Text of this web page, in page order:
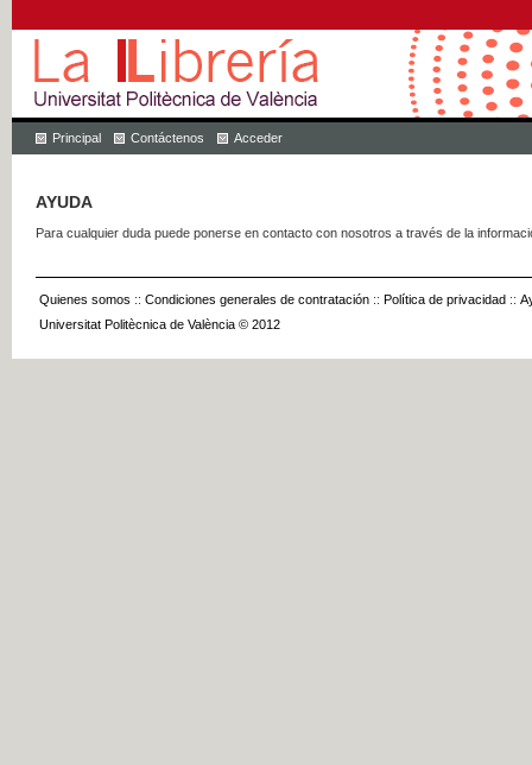
Principal Contáctenos Acceder
AYUDA
Para cualquier duda puede ponerse en contacto con nosotros a través de la
Quienes somos :: Condiciones generales de contratación :: Política de privacidad ::
Universitat Politècnica de València © 2012